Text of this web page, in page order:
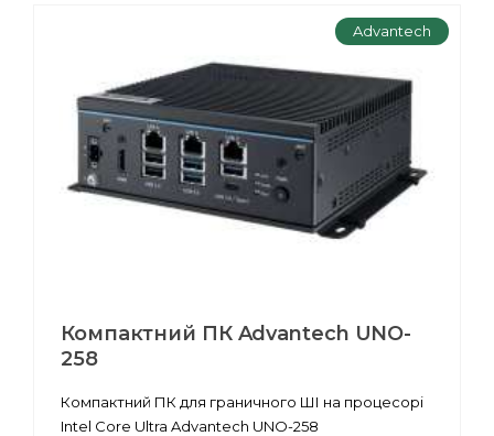
Advantech
Компактний ПК Advantech UNO-
258
Компактний ПК для граничного ШІ на процесорі
Intel Core Ultra Advantech UNO-258